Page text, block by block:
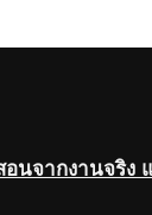
นจากงานจริง